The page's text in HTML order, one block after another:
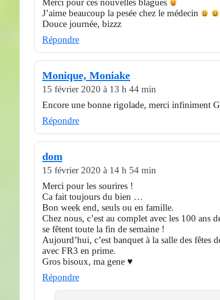
Merci pour ces nouvelles blagues
J’aime beaucoup la pesée chez le médecin
Douce journée, bizzz
Répondre
Monique, Moniake
15 février 2020 à 13 h 44 min
Encore une bonne rigolade, merci infiniment
Répondre
dom
15 février 2020 à 14 h 54 min
Merci pour les sourires !
Ca fait toujours du bien …
Bon week end, seuls ou en famille.
Chez nous, c’est au complet avec les 100 ans
se fêtent toute la fin de semaine !
Aujourd’hui, c’est banquet à la salle des fêtes
avec FR3 en prime.
Gros bisoux, ma gene ♥
Répondre